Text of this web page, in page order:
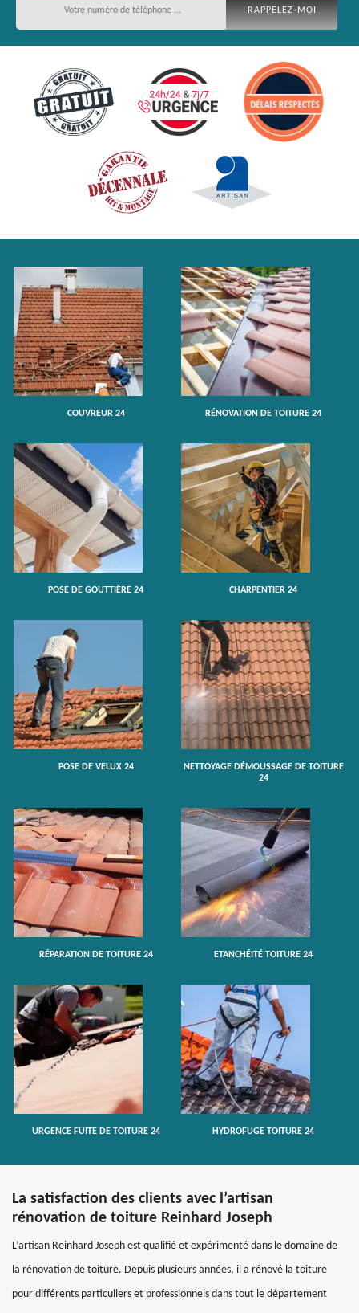
COUVREUR 24 RÉNOVATION DE TOITURE 24
POSE DE GOUTTIÈRE 24 CHARPENTIER 24
POSE DE VELUX 24
NETTOYAGE DÉMOUSSAGE DE TOITURE
24
RÉPARATION DE TOITURE 24 ETANCHÉITÉ TOITURE 24
URGENCE FUITE DE TOITURE 24 HYDROFUGE TOITURE 24
La satisfaction des clients avec l’artisan
rénovation de toiture Reinhard Joseph
L’artisan Reinhard Joseph est qualifié et expérimenté dans le domaine de
la rénovation de toiture. Depuis plusieurs années, il a rénové la toiture
pour différents particuliers et professionnels dans tout le département